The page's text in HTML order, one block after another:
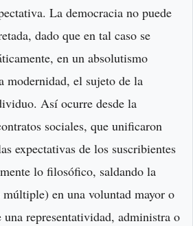
La democracia no puede
dado que en tal caso se
en un absolutismo
modernidad, el sujeto de la
Así ocurre desde la
sociales, que unificaron
expectativas de los suscribientes
lo filosófico, saldando la
en una voluntad mayor o
una representatividad, administra o